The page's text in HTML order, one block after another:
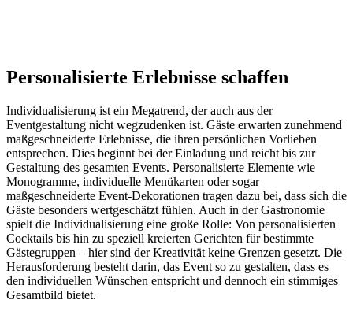
Personalisierte Erlebnisse schaffen
Individualisierung ist ein Megatrend, der auch aus der
Eventgestaltung nicht wegzudenken ist. Gäste erwarten zunehmend
maßgeschneiderte Erlebnisse, die ihren persönlichen Vorlieben
entsprechen. Dies beginnt bei der Einladung und reicht bis zur
Gestaltung des gesamten Events. Personalisierte Elemente wie
Monogramme, individuelle Menükarten oder sogar
maßgeschneiderte Event-Dekorationen tragen dazu bei, dass sich die
Gäste besonders wertgeschätzt fühlen. Auch in der Gastronomie
spielt die Individualisierung eine große Rolle: Von personalisierten
Cocktails bis hin zu speziell kreierten Gerichten für bestimmte
Gästegruppen – hier sind der Kreativität keine Grenzen gesetzt. Die
Herausforderung besteht darin, das Event so zu gestalten, dass es
den individuellen Wünschen entspricht und dennoch ein stimmiges
Gesamtbild bietet.